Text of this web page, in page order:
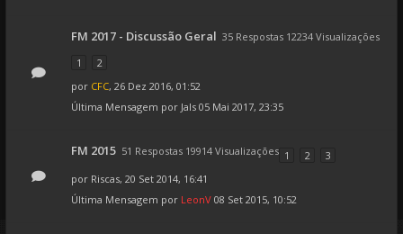
FM 2017 - Discussão Geral 35 Respostas 12234 Visualizações
1
2
por CFC, 26 Dez 2016, 01:52
Última Mensagem por Jals 05 Mai 2017, 23:35
FM 2015 51 Respostas 19914 Visualizações 1 2
3
por Riscas, 20 Set 2014, 16:41
Última Mensagem por LeonV 08 Set 2015, 10:52